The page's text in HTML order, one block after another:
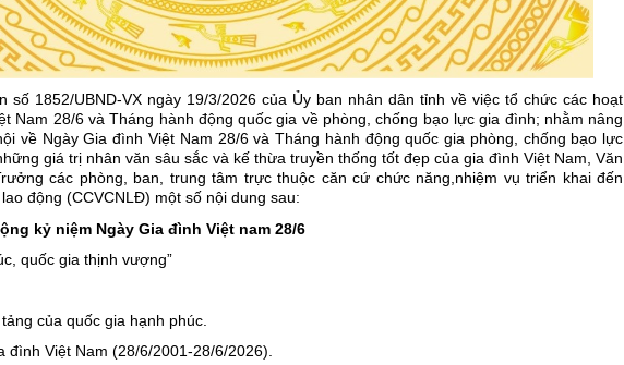
số 1852/UBND-VX ngày 19/3/2026 của Ủy ban nhân dân tỉnh về việc tổ chức các hoạt
Nam 28/6 và Tháng hành động quốc gia về phòng, chống bạo lực gia đình; nhằm nâng
về Ngày Gia đình Việt Nam 28/6 và Tháng hành động quốc gia phòng, chống bạo lực
giá trị nhân văn sâu sắc và kế thừa truyền thống tốt đẹp của gia đình Việt Nam, Văn
các phòng, ban, trung tâm trực thuộc căn cứ chức năng,nhiệm vụ triển khai đến
động (CCVCNLĐ) một số nội dung sau:
kỷ niệm Ngày Gia đình Việt nam 28/6
quốc gia thịnh vượng”
của quốc gia hạnh phúc.
đình Việt Nam (28/6/2001-28/6/2026).